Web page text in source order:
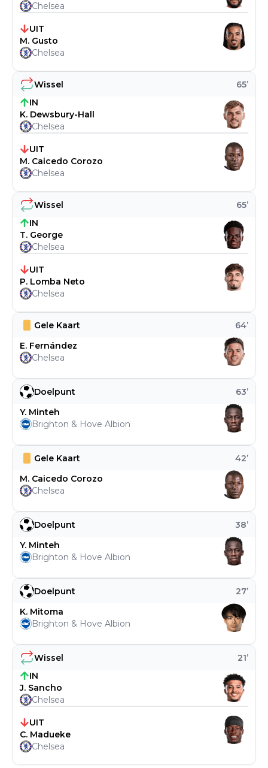
Wissel 21’
IN
J. Sancho
Chelsea
UIT
C. Madueke
Chelsea
Doelpunt 27’
K. Mitoma
Brighton & Hove Albion
Doelpunt 38’
Y. Minteh
Brighton & Hove Albion
Gele Kaart 42’
M. Caicedo Corozo
Chelsea
Doelpunt 63’
Y. Minteh
Brighton & Hove Albion
Gele Kaart 64’
E. Fernández
Chelsea
Wissel 65’
IN
T. George
Chelsea
UIT
P. Lomba Neto
Chelsea
Wissel 65’
IN
K. Dewsbury-Hall
Chelsea
UIT
M. Caicedo Corozo
Chelsea
Chelsea
UIT
M. Gusto
Chelsea